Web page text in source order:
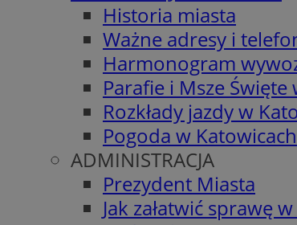
Historia miasta
Ważne adresy i
Harmonogram
Parafie i Msze Święte
Rozkłady jazdy w
Pogoda w Katowicach
ADMINISTRACJA
Prezydent Miasta
Jak załatwić sprawę